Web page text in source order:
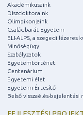
Akadémikusaink
Díszdoktoraink
Olimpikonjaink
Családbarát Egyetem
ELI-ALPS, a szegedi
Minőségügy
Szabályzatok
Egyetemtörténet
Centenárium
Egyetemi élet
Egyetemi Értesítő
Belső visszaélés-bejelentési
FEJLESZTÉSI